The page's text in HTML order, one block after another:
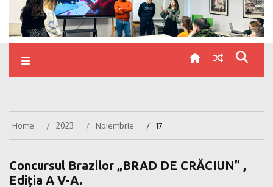
Home 2023 Noiembrie 17
Concursul Brazilor „BRAD DE CRĂCIUN” ,
Ediția A V-A.